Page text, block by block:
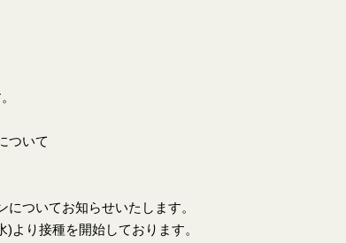
ついて
ついてお知らせいたします。
より接種を開始しております。